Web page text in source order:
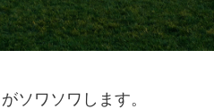
ソワソワします。